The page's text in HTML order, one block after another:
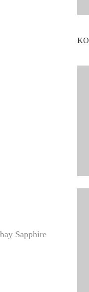
Sapphire